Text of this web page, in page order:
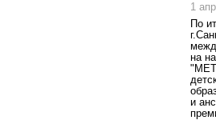
1
По
на
и